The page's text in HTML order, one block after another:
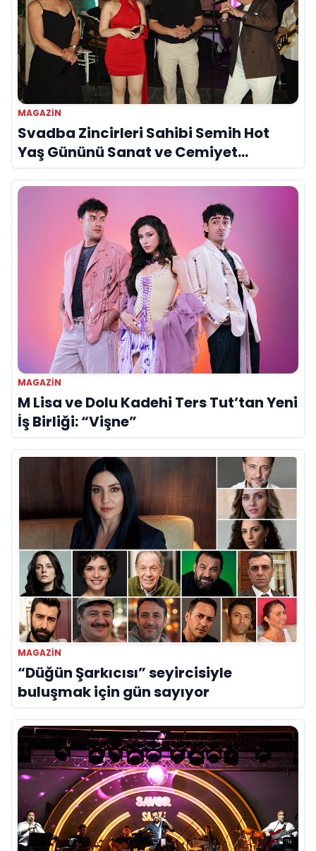
MAGAZİN
Svadba Zincirleri Sahibi Semih Hot
Yaş Gününü Sanat ve Cemiyet
Dünyasının Ünlü İsimleriyle Kutladı!
MAGAZİN
M Lisa ve Dolu Kadehi Ters Tut’tan Yeni
İş Birliği: “Vişne”
MAGAZİN
“Düğün Şarkıcısı” seyircisiyle
buluşmak için gün sayıyor